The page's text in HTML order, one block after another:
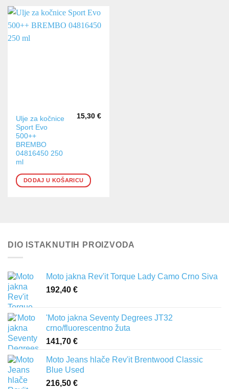
Ulje za kočnice
Sport Evo
500++
BREMBO
04816450 250
ml
15,30 €
DODAJ U KOŠARICU
DIO ISTAKNUTIH PROIZVODA
Moto jakna Rev'it Torque Lady Camo Crno Siva
192,40 €
'Moto jakna Seventy Degrees JT32
crno/fluorescentno žuta
141,70 €
Moto Jeans hlače Rev'it Brentwood Classic
Blue Used
216,50 €